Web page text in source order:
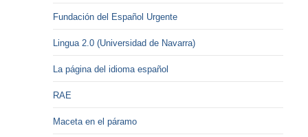
Fundación del Español Urgente
Lingua 2.0 (Universidad de Navarra)
La página del idioma español
RAE
Maceta en el páramo